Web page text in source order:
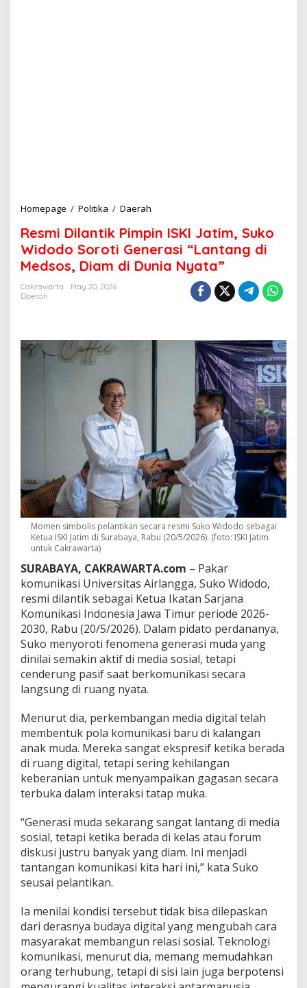
Homepage / Politika / Daerah
s
m
i
D
i
P
S
K
I
J
a
t
i
m
S
u
k
o
W
i
d
d
o
r
o
t
i
G
e
n
e
a
s
i
“
L
t
a
n
g
d
i
Resmi Dilantik Pimpin ISKI Jatim, Suko
Widodo Soroti Generasi “Lantang di
Medsos, Diam di Dunia Nyata”
Cakrawarta
May 20, 2026
Daerah
Momen simbolis pelantikan secara resmi Suko Widodo sebagai
Ketua ISKI Jatim di Surabaya, Rabu (20/5/2026). (foto: ISKI Jatim
untuk Cakrawarta)
SURABAYA, CAKRAWARTA.com – Pakar
komunikasi Universitas Airlangga, Suko Widodo,
resmi dilantik sebagai Ketua Ikatan Sarjana
Komunikasi Indonesia Jawa Timur periode 2026-
2030, Rabu (20/5/2026). Dalam pidato perdananya,
Suko menyoroti fenomena generasi muda yang
dinilai semakin aktif di media sosial, tetapi
cenderung pasif saat berkomunikasi secara
langsung di ruang nyata.
Menurut dia, perkembangan media digital telah
membentuk pola komunikasi baru di kalangan
anak muda. Mereka sangat ekspresif ketika berada
di ruang digital, tetapi sering kehilangan
keberanian untuk menyampaikan gagasan secara
terbuka dalam interaksi tatap muka.
“Generasi muda sekarang sangat lantang di media
sosial, tetapi ketika berada di kelas atau forum
diskusi justru banyak yang diam. Ini menjadi
tantangan komunikasi kita hari ini,” kata Suko
seusai pelantikan.
Ia menilai kondisi tersebut tidak bisa dilepaskan
dari derasnya budaya digital yang mengubah cara
masyarakat membangun relasi sosial. Teknologi
komunikasi, menurut dia, memang memudahkan
orang terhubung, tetapi di sisi lain juga berpotensi